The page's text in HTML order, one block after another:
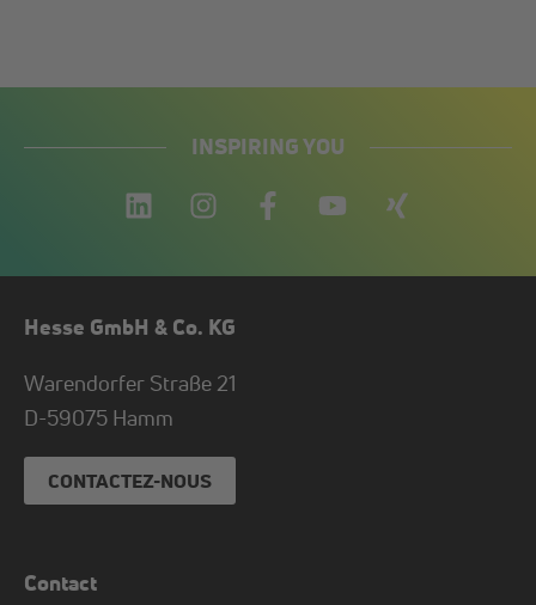
INSPIRING YOU
Hesse GmbH & Co. KG
Warendorfer Straße 21
D-59075 Hamm
CONTACTEZ-NOUS
Contact